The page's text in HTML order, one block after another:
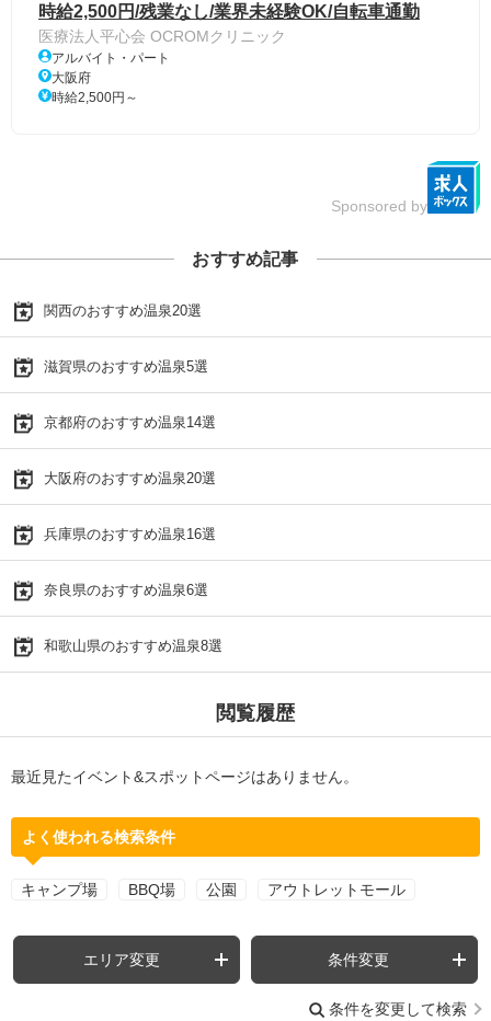
時給2,500円/残業なし/業界未経験OK/自転車通勤
医療法人平心会 OCROMクリニック
アルバイト・パート
大阪府
時給2,500円～
Sponsored by
おすすめ記事
関西のおすすめ温泉20選
滋賀県のおすすめ温泉5選
京都府のおすすめ温泉14選
大阪府のおすすめ温泉20選
兵庫県のおすすめ温泉16選
奈良県のおすすめ温泉6選
和歌山県のおすすめ温泉8選
閲覧履歴
最近見たイベント&スポットページはありません。
よく使われる検索条件
キャンプ場 BBQ場 公園 アウトレットモール
エリア変更 条件変更
条件を変更して検索